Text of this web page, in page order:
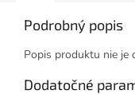
Podrobný popis
Popis produktu nie je
Dodatočné